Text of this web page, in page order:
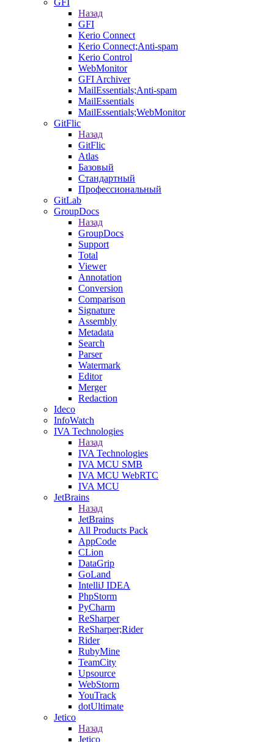
GFI
Назад
GFI
Kerio Connect
Kerio Connect;Anti-spam
Kerio Control
WebMonitor
GFI Archiver
MailEssentials;Anti-spam
MailEssentials
MailEssentials;WebMonitor
GitFlic
Назад
GitFlic
Atlas
Базовый
Стандартный
Профессиональный
GitLab
GroupDocs
Назад
GroupDocs
Support
Total
Viewer
Annotation
Conversion
Comparison
Signature
Assembly
Metadata
Search
Parser
Watermark
Editor
Merger
Redaction
Ideco
InfoWatch
IVA Technologies
Назад
IVA Technologies
IVA MCU SMB
IVA MCU WebRTC
IVA MCU
JetBrains
Назад
JetBrains
All Products Pack
AppCode
CLion
DataGrip
GoLand
IntelliJ IDEA
PhpStorm
PyCharm
ReSharper
ReSharper;Rider
Rider
RubyMine
TeamCity
Upsource
WebStorm
YouTrack
dotUltimate
Jetico
Назад
Jetico